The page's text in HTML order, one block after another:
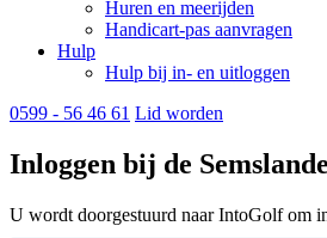
Huren en meerijden
Handicart-pas aanvragen
Hulp
Hulp bij in- en uitloggen
0599 - 56 46 61 Lid worden
Inloggen bij de
U wordt doorgestuurd naar IntoGolf om